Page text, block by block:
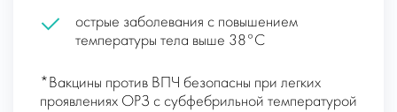
острые заболевания с повышением
температуры тела выше 38°С
*Вакцины против ВПЧ безопасны при легких
проявлениях ОРЗ с субфебрильной температурой